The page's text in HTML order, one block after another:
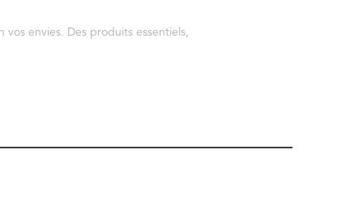
envies. Des produits essentiels,